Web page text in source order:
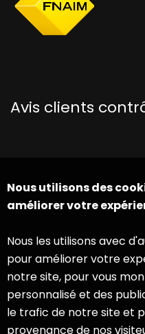
Avis clients
Nous utilisons des
améliorer votre
Nous les utilisons avec
pour améliorer votre
notre site, pour vous
personnalisé et des
le trafic de notre site et
provenance de nos